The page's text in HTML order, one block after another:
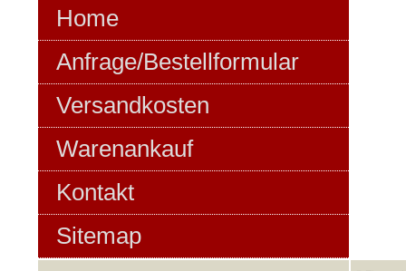
Home
Anfrage/Bestellformular
Versandkosten
Warenankauf
Kontakt
Sitemap